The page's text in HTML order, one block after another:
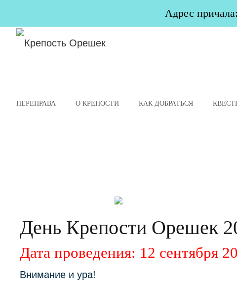
Адрес
ПЕРЕПРАВА О КРЕПОСТИ КАК ДОБРАТЬСЯ
День Крепости Орешек
Дата проведения: 12 сентября
Внимание и ура!